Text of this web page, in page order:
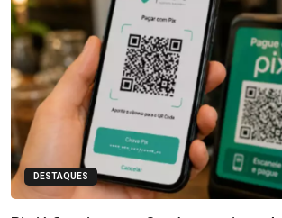
DESTAQUES